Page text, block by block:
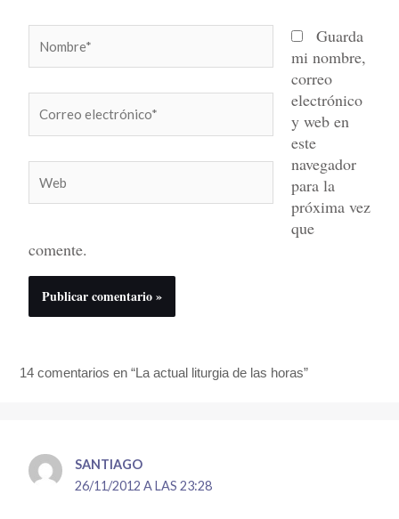
electrónico*
Guarda
mi nombre,
correo
electrónico
y web en
este
navegador
para la
próxima vez
que
comente.
14 comentarios en “La actual liturgia de las horas”
SANTIAGO
26/11/2012 A LAS 23:28